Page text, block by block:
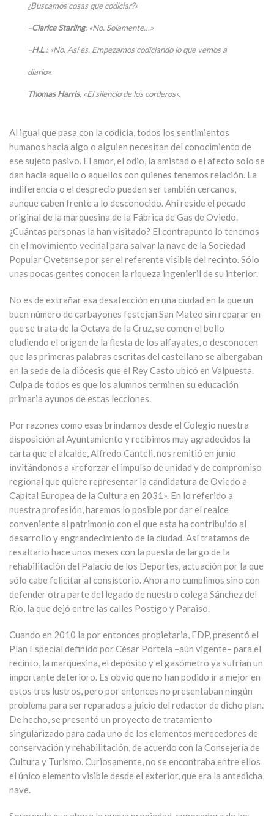
¿Buscamos cosas que codiciar?»
–Clarice Starling: «No. Solamente…»
–H.L.: «No. Así es. Empezamos codiciando lo que vemos a
diario».
Thomas Harris, «El silencio de los corderos».
Al igual que pasa con la codicia, todos los sentimientos
humanos hacia algo o alguien necesitan del conocimiento de
ese sujeto pasivo. El amor, el odio, la amistad o el afecto solo se
dan hacia aquello o aquellos con quienes tenemos relación. La
indiferencia o el desprecio pueden ser también cercanos,
aunque caben frente a lo desconocido. Ahí reside el pecado
original de la marquesina de la Fábrica de Gas de Oviedo.
¿Cuántas personas la han visitado? El contrapunto lo tenemos
en el movimiento vecinal para salvar la nave de la Sociedad
Popular Ovetense por ser el referente visible del recinto. Sólo
unas pocas gentes conocen la riqueza ingenieril de su interior.
No es de extrañar esa desafección en una ciudad en la que un
buen número de carbayones festejan San Mateo sin reparar en
que se trata de la Octava de la Cruz, se comen el bollo
eludiendo el origen de la fiesta de los alfayates, o desconocen
que las primeras palabras escritas del castellano se albergaban
en la sede de la diócesis que el Rey Casto ubicó en Valpuesta.
Culpa de todos es que los alumnos terminen su educación
primaria ayunos de estas lecciones.
Por razones como esas brindamos desde el Colegio nuestra
disposición al Ayuntamiento y recibimos muy agradecidos la
carta que el alcalde, Alfredo Canteli, nos remitió en junio
invitándonos a «reforzar el impulso de unidad y de compromiso
regional que quiere representar la candidatura de Oviedo a
Capital Europea de la Cultura en 2031». En lo referido a
nuestra profesión, haremos lo posible por dar el realce
conveniente al patrimonio con el que esta ha contribuido al
desarrollo y engrandecimiento de la ciudad. Así tratamos de
resaltarlo hace unos meses con la puesta de largo de la
rehabilitación del Palacio de los Deportes, actuación por la que
sólo cabe felicitar al consistorio. Ahora no cumplimos sino con
defender otra parte del legado de nuestro colega Sánchez del
Río, la que dejó entre las calles Postigo y Paraiso.
Cuando en 2010 la por entonces propietaria, EDP, presentó el
Plan Especial definido por César Portela –aún vigente– para el
recinto, la marquesina, el depósito y el gasómetro ya sufrían un
importante deterioro. Es obvio que no han podido ir a mejor en
estos tres lustros, pero por entonces no presentaban ningún
problema para ser reparados a juicio del redactor de dicho plan.
De hecho, se presentó un proyecto de tratamiento
singularizado para cada uno de los elementos merecedores de
conservación y rehabilitación, de acuerdo con la Consejería de
Cultura y Turismo. Curiosamente, no se encontraba entre ellos
el único elemento visible desde el exterior, que era la antedicha
nave.